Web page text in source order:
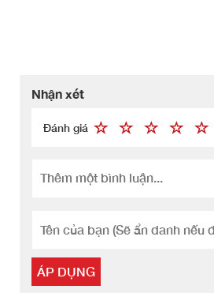
Nhận xét
Đánh giá
ÁP DỤNG